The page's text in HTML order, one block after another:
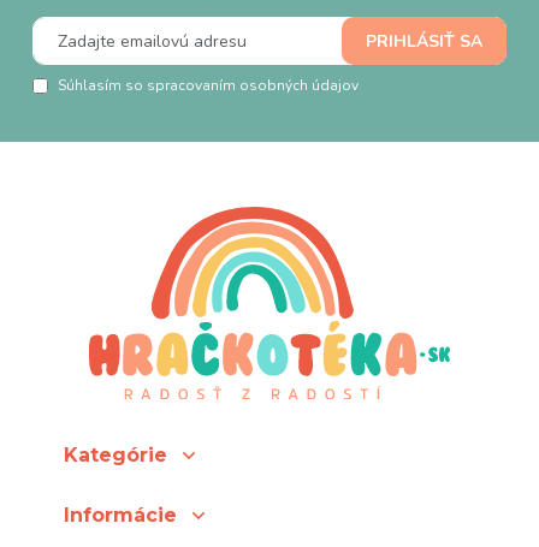
Súhlasím so spracovaním osobných údajov
Kategórie
Informácie